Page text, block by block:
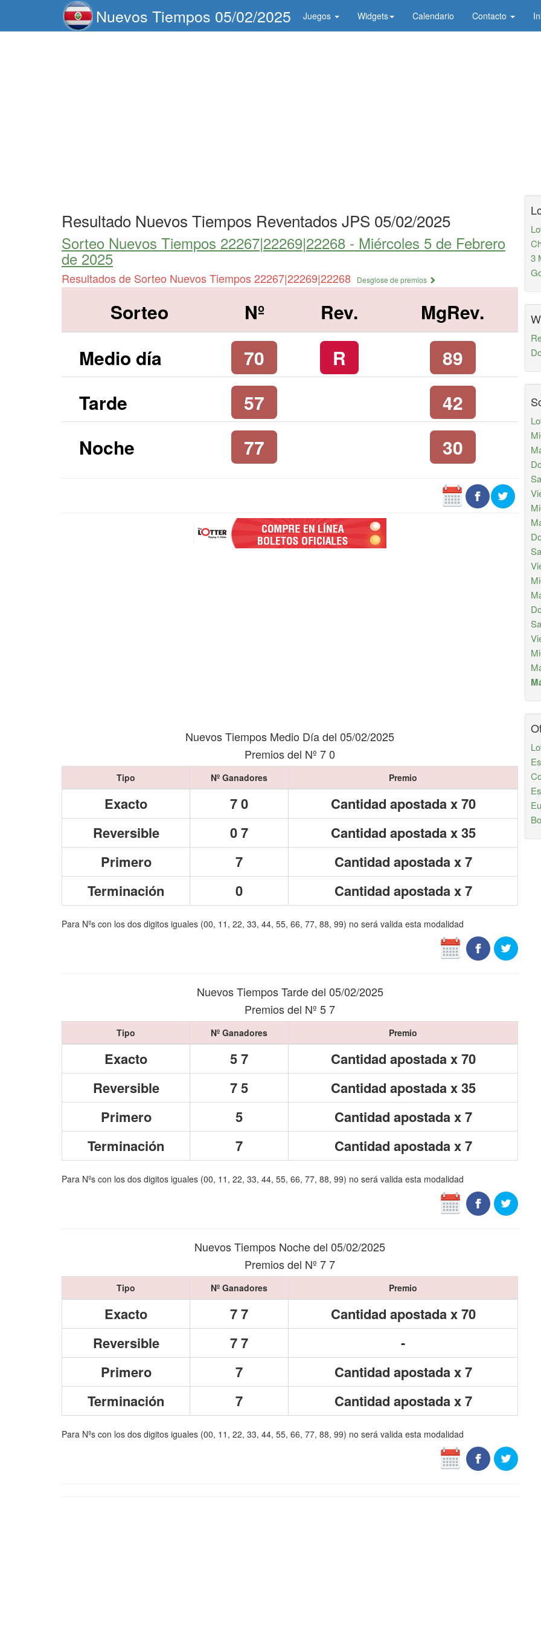
Nuevos Tiempos 05/02/2025 Juegos Widgets Calendario Contacto
Resultado Nuevos Tiempos Reventados JPS 05/02/2025
Sorteo Nuevos Tiempos 22267|22269|22268 - Miércoles 5 de Febrero
de 2025
Resultados de Sorteo Nuevos Tiempos 22267|22269|22268 Desglose de premios
Sorteo Nº Rev.
MgRev.
Medio día
70 R
89
Tarde
57
42
Noche
77 30
Nuevos Tiempos Medio Día del 05/02/2025
Premios del Nº 7 0
Tipo Nº Ganadores Premio
Exacto 7 0
Cantidad apostada x 70
Reversible
0 7
Cantidad apostada x 35
Primero
7
Cantidad apostada x 7
Terminación
0 Cantidad apostada x 7
Para Nºs con los dos digitos iguales (00, 11, 22, 33, 44, 55, 66, 77, 88, 99) no será valida esta modalidad
Nuevos Tiempos Tarde del 05/02/2025
Premios del Nº 5 7
Tipo Nº Ganadores Premio
Exacto 5 7
Cantidad apostada x 70
Reversible
7 5
Cantidad apostada x 35
Primero
5
Cantidad apostada x 7
Terminación
7 Cantidad apostada x 7
Para Nºs con los dos digitos iguales (00, 11, 22, 33, 44, 55, 66, 77, 88, 99) no será valida esta modalidad
Nuevos Tiempos Noche del 05/02/2025
Premios del Nº 7 7
Tipo Nº Ganadores Premio
Exacto 7 7
Cantidad apostada x 70
Reversible
7 7
-
Primero
7
Cantidad apostada x 7
Terminación
7 Cantidad apostada x 7
Para Nºs con los dos digitos iguales (00, 11, 22, 33, 44, 55, 66, 77, 88, 99) no será valida esta modalidad
3